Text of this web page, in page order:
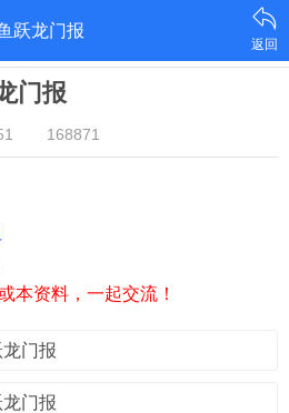
跃龙门报
返回
门报
168871
本资料，一起交流！
门报
龙门报